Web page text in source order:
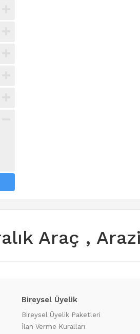
Araç ,
Bireysel Üyelik
Bireysel Üyelik Paketleri
İlan Verme Kuralları